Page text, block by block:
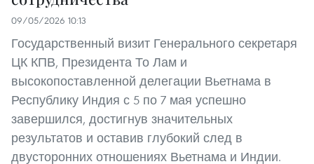
09/05/2026 10:13
Государственный визит Генерального секретаря
ЦК КПВ, Президента То Лам и
высокопоставленной делегации Вьетнама в
Республику Индия с 5 по 7 мая успешно
завершился, достигнув значительных
результатов и оставив глубокий след в
двусторонних отношениях Вьетнама и Индии.